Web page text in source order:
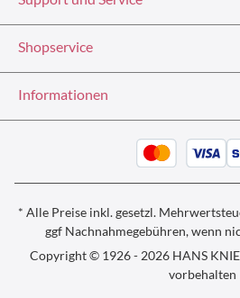
Shopservice
Informationen
* Alle Preise inkl. gesetzl.
ggf Nachnahmegebühren, wenn
Copyright © 1926 - 2026 HANS
vorbehalten